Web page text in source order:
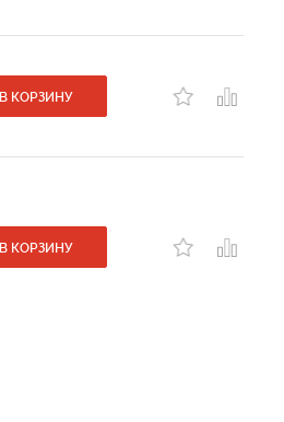
В КОРЗИНУ
В КОРЗИНУ